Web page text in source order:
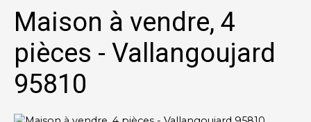
Achat Vente Location
Maison à vendre, 4
pièces - Vallangoujard
95810